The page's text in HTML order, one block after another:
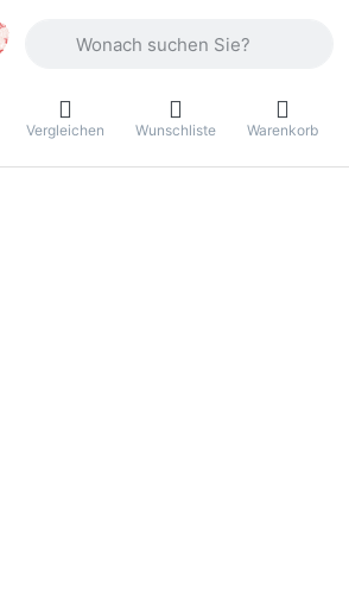
Vergleichen Wunschliste Warenkorb